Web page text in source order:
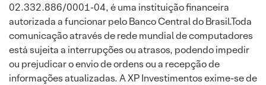
02.332.886/0001-04, é uma instituição financeira
autorizada a funcionar pelo Banco Central do Brasil.Toda
comunicação através de rede mundial de computadores
está sujeita a interrupções ou atrasos, podendo impedir
ou prejudicar o envio de ordens ou a recepção de
informações atualizadas. A XP Investimentos exime-se de